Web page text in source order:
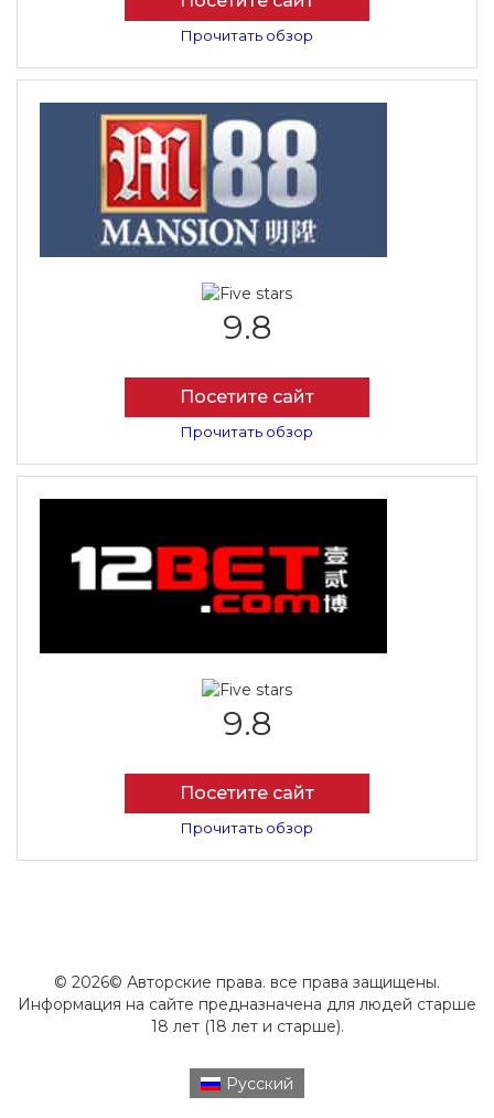
Прочитать обзор
9.8
Посетите сайт
Прочитать обзор
9.8
Посетите сайт
Прочитать обзор
© 2026© Авторские права. все права защищены.
Информация на сайте предназначена для людей старше
18 лет (18 лет и старше).
Русский